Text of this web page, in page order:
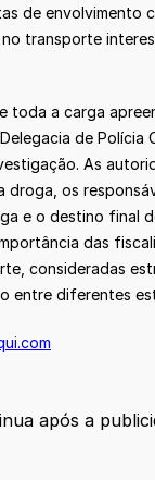
de envolvimento
no transporte
toda a carga
de Polícia
As
droga, os
e o destino final
das
consideradas
entre diferentes
após a